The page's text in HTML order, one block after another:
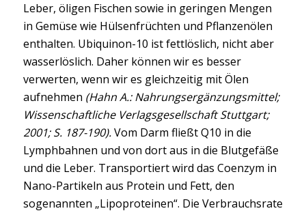
Leber, öligen Fischen sowie in geringen Mengen
in Gemüse wie Hülsenfrüchten und Pflanzenölen
enthalten. Ubiquinon-10 ist fettlöslich, nicht aber
wasserlöslich. Daher können wir es besser
verwerten, wenn wir es gleichzeitig mit Ölen
aufnehmen (Hahn A.: Nahrungsergänzungsmittel;
Wissenschaftliche Verlagsgesellschaft Stuttgart;
2001; S. 187-190).Vom Darm fließt Q10 in die
Lymphbahnen und von dort aus in die Blutgefäße
und die Leber. Transportiert wird das Coenzym in
Nano-Partikeln aus Protein und Fett, den
sogenannten „Lipoproteinen“. Die Verbrauchsrate